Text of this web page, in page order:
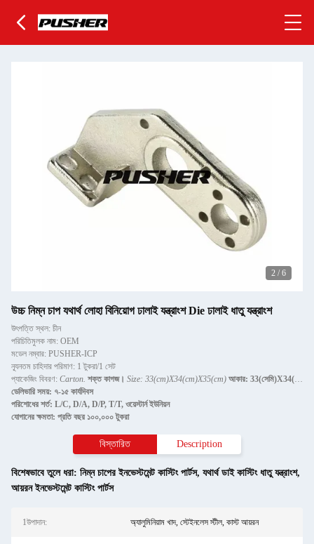
2 / 6
উচ্চ নিম্ন চাপ যথার্থ লোহা বিনিয়োগ ঢালাই যন্ত্রাংশ Die ঢালাই ধাতু যন্ত্রাংশ
উৎপত্তি স্থল: চীন
পরিচিতিমুলক নাম: OEM
মডেল নম্বার: PUSHER-ICP
ন্যূনতম চাহিদার পরিমাণ: 1 টুকরা/1 সেট
প্যাকেজিং বিবরণ: Carton. শক্ত কাগজ। Size: 33(cm)X34(cm)X35(cm) আকার: 33(সেমি)X34(সেমি)X35(সেম
ডেলিভারি সময়: ৭-১৫ কার্যদিবস
পরিশোধের শর্ত: L/C, D/A, D/P, T/T, ওয়েস্টার্ন ইউনিয়ন
যোগানের ক্ষমতা: প্রতি বছর ১০০,০০০ টুকরা
বিস্তারিত Description
বিশেষভাবে তুলে ধরা: নিম্ন চাপের ইনভেস্টমেন্ট কাস্টিং পার্টস, যথার্থ ডাই কাস্টিং ধাতু যন্ত্রাংশ,
আয়রন ইনভেস্টমেন্ট কাস্টিং পার্টস
1উপাদান: অ্যালুমিনিয়াম খাদ, স্টেইনলেস স্টীল, কাস্ট আয়রন